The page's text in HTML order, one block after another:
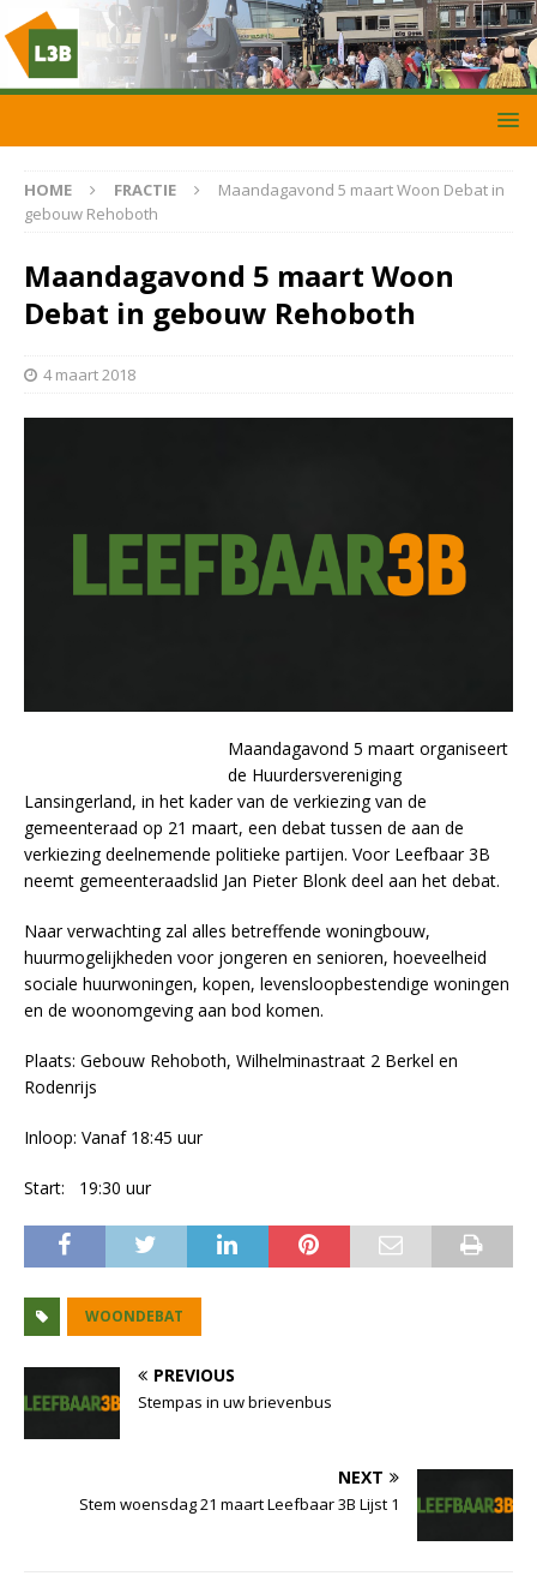
HOME FRACTIE
Maandagavond 5 maart Woon Debat in
gebouw Rehoboth
Maandagavond 5 maart Woon
Debat in gebouw Rehoboth
4 maart 2018
Maandagavond 5 maart organiseert
de Huurdersvereniging
Lansingerland, in het kader van de verkiezing van de
gemeenteraad op 21 maart, een debat tussen de aan de
verkiezing deelnemende politieke partijen. Voor Leefbaar 3B
neemt gemeenteraadslid Jan Pieter Blonk deel aan het debat.
Naar verwachting zal alles betreffende woningbouw,
huurmogelijkheden voor jongeren en senioren, hoeveelheid
sociale huurwoningen, kopen, levensloopbestendige woningen
en de woonomgeving aan bod komen.
Plaats: Gebouw Rehoboth, Wilhelminastraat 2 Berkel en
Rodenrijs
Inloop: Vanaf 18:45 uur
Start: 19:30 uur
WOONDEBAT
PREVIOUS
Stempas in uw brievenbus
NEXT
Stem woensdag 21 maart Leefbaar 3B Lijst 1